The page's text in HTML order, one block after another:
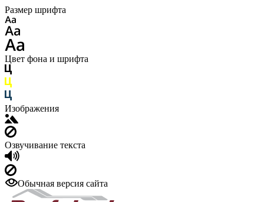
Размер шрифта
Цвет фона и шрифта
Изображения
Озвучивание текста
Обычная версия сайта